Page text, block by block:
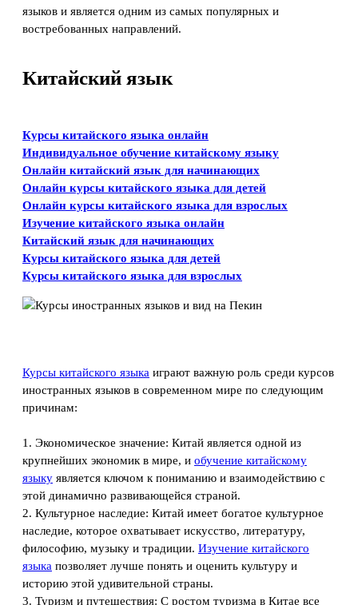
языков и является одним из самых популярных и
востребованных направлений.
Китайский язык
Курсы китайского языка онлайн
Индивидуальное обучение китайскому языку
Онлайн китайский язык для начинающих
Онлайн курсы китайского языка для детей
Онлайн курсы китайского языка для взрослых
Изучение китайского языка онлайн
Китайский язык для начинающих
Курсы китайского языка для детей
Курсы китайского языка для взрослых
Курсы китайского языка играют важную роль среди курсов
иностранных языков в современном мире по следующим
причинам:
1. Экономическое значение: Китай является одной из
крупнейших экономик в мире, и обучение китайскому
языку является ключом к пониманию и взаимодействию с
этой динамично развивающейся страной.
2. Культурное наследие: Китай имеет богатое культурное
наследие, которое охватывает искусство, литературу,
философию, музыку и традиции. Изучение китайского
языка позволяет лучше понять и оценить культуру и
историю этой удивительной страны.
3. Туризм и путешествия: С ростом туризма в Китае все